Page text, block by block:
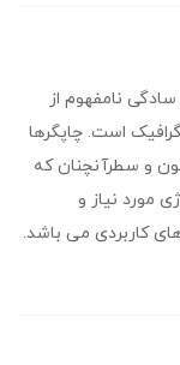
نامفهوم از
است. چاپگرها
و سطرآنچنان که
مورد نیاز و
کاربردی می باشد.